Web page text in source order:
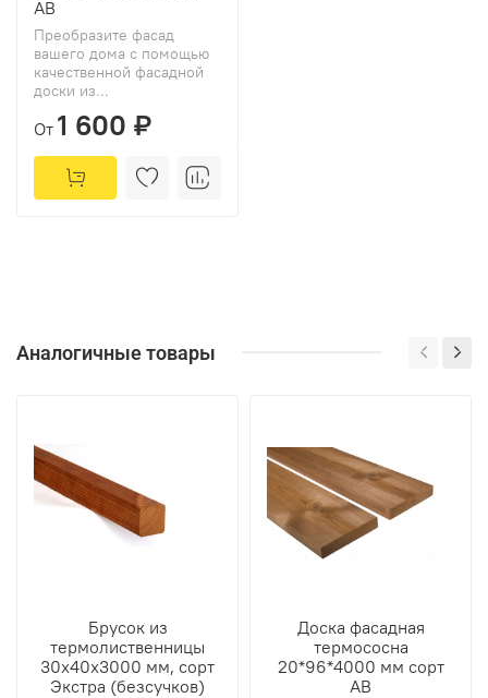
АВ
Преобразите фасад
вашего дома с помощью
качественной фасадной
доски из...
От 1 600 ₽
Аналогичные товары
Брусок из
термолиственницы
30х40х3000 мм, сорт
Экстра (безсучков)
Доска фасадная
термососна
20*96*4000 мм сорт
АВ